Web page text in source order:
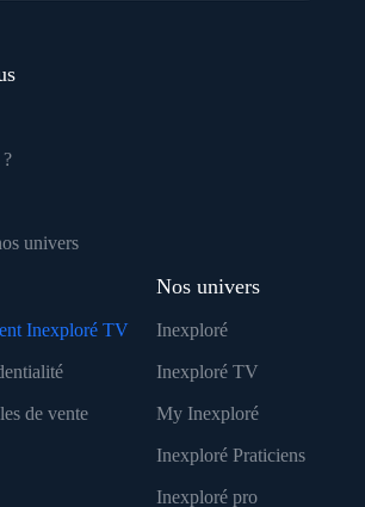
univers
Inexploré TV
de vente
Nos univers
Inexploré
Inexploré TV
My Inexploré
Inexploré Praticiens
Inexploré pro